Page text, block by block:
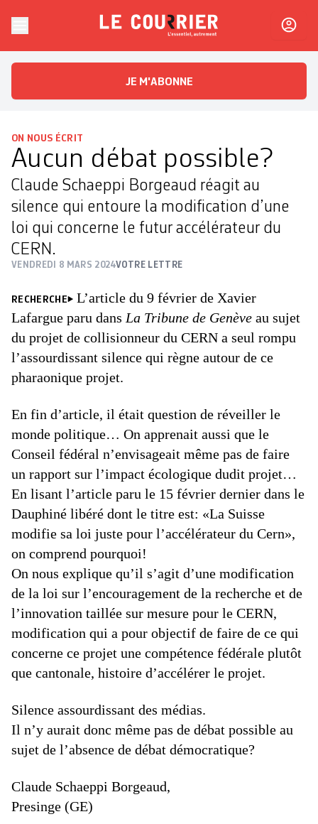
Le CourrierL'essentiel, autrement
JE M'ABONNE
ON NOUS ÉCRIT
Aucun débat possible?
Claude Schaeppi Borgeaud réagit au
silence qui entoure la modification d’une
loi qui concerne le futur accélérateur du
CERN.
VENDREDI 8 MARS 2024VOTRE LETTRE
RECHERCHE
L’article du 9 février de Xavier
Lafargue paru dans La Tribune de Genève au sujet
du projet de collisionneur du CERN a seul rompu
l’assourdissant silence qui règne autour de ce
pharaonique projet.
En fin d’article, il était question de réveiller le
monde politique… On apprenait aussi que le
Conseil fédéral n’envisageait même pas de faire
un rapport sur l’impact écologique dudit projet…
En lisant l’article paru le 15 février dernier dans le
Dauphiné libéré dont le titre est: «La Suisse
modifie sa loi juste pour l’accélérateur du Cern»,
on comprend pourquoi!
On nous explique qu’il s’agit d’une modification
de la loi sur l’encouragement de la recherche et de
l’innovation taillée sur mesure pour le CERN,
modification qui a pour objectif de faire de ce qui
concerne ce projet une compétence fédérale plutôt
que cantonale, histoire d’accélérer le projet.
Silence assourdissant des médias.
Il n’y aurait donc même pas de débat possible au
sujet de l’absence de débat démocratique?
Claude Schaeppi Borgeaud,
Presinge (GE)